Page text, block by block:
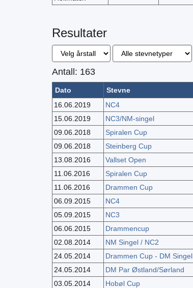
Resultater
Antall: 163
Dato Stevne
16.06.2019
NC4
15.06.2019
NC3/NM-singel
09.06.2018
Spiralen Cup
09.06.2018
Steinberg Cup
13.08.2016
Vallset Open
11.06.2016
Spiralen Cup
11.06.2016
Drammen Cup
06.09.2015
NC4
05.09.2015
NC3
06.06.2015
Drammencup
02.08.2014
NM Singel / NC2
24.05.2014
Drammen Cup - DM Singel
24.05.2014
DM Par Østland/Sørland
03.05.2014
Hobøl Cup